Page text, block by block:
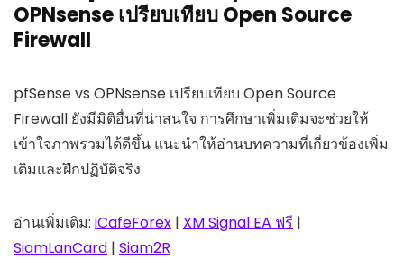
OPNsense เปรียบเทียบ Open Source
Firewall
pfSense vs OPNsense เปรียบเทียบ Open Source
Firewall ยังมีมิติอื่นที่น่าสนใจ การศึกษาเพิ่มเติมจะช่วยให้
เข้าใจภาพรวมได้ดีขึ้น แนะนำให้อ่านบทความที่เกี่ยวข้องเพิ่ม
เติมและฝึกปฏิบัติจริง
อ่านเพิ่มเติม: iCafeForex | XM Signal EA ฟรี |
SiamLanCard | Siam2R